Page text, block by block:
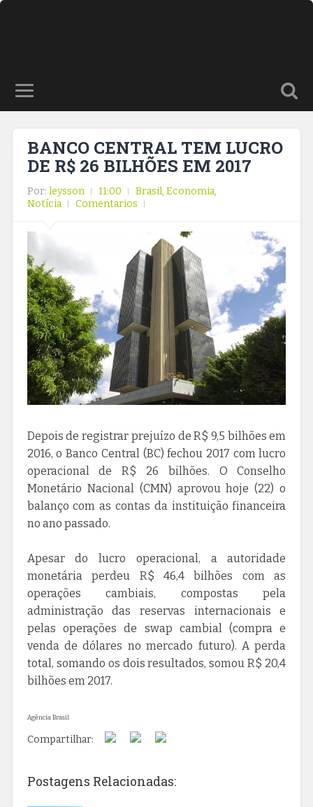
BANCO CENTRAL TEM LUCRO
DE R$ 26 BILHÕES EM 2017
Por: leysson 11:00 Brasil, Economia,
Notícia
Comentarios
Depois de registrar prejuízo de R$ 9,5 bilhões em
2016, o Banco Central (BC) fechou 2017 com lucro
operacional de R$ 26 bilhões. O Conselho
Monetário Nacional (CMN) aprovou hoje (22) o
balanço com as contas da instituição financeira
no ano passado.
Apesar do lucro operacional, a autoridade
monetária perdeu R$ 46,4 bilhões com as
operações cambiais, compostas pela
administração das reservas internacionais e
pelas operações de swap cambial (compra e
venda de dólares no mercado futuro). A perda
total, somando os dois resultados, somou R$ 20,4
bilhões em 2017.
Agência Brasil
Compartilhar:
Postagens Relacionadas: